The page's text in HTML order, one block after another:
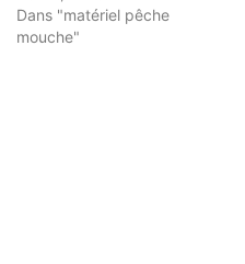
Dans "matériel pêche
mouche"